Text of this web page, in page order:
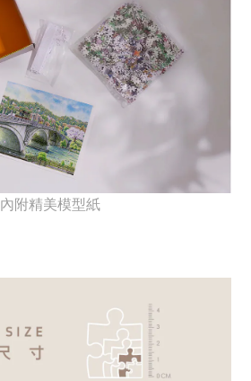
內附精美模型紙